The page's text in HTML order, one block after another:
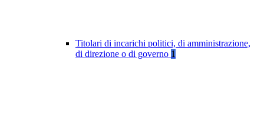
Titolari di incarichi politici, di amministrazione,
di direzione o di governo 1